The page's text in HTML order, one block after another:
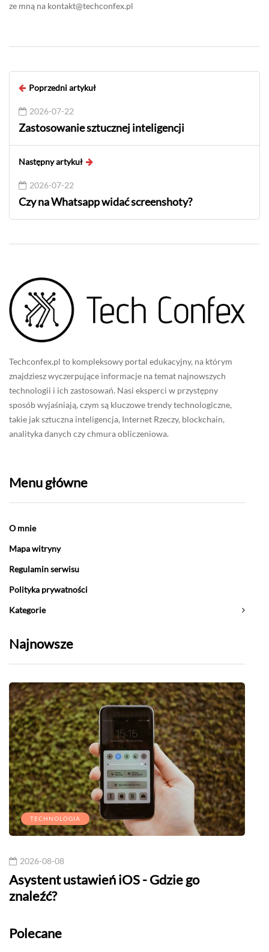
ze mną na kontakt@techconfex.pl
Poprzedni artykuł
2026-07-22
Zastosowanie sztucznej inteligencji
Następny artykuł
2026-07-22
Czy na Whatsapp widać screenshoty?
Techconfex.pl to kompleksowy portal edukacyjny, na którym
znajdziesz wyczerpujące informacje na temat najnowszych
technologii i ich zastosowań. Nasi eksperci w przystępny
sposób wyjaśniają, czym są kluczowe trendy technologiczne,
takie jak sztuczna inteligencja, Internet Rzeczy, blockchain,
analityka danych czy chmura obliczeniowa.
Menu główne
O mnie
Mapa witryny
Regulamin serwisu
Polityka prywatności
Kategorie
Najnowsze
TECHNOLOGIA
2026-08-08
Asystent ustawień iOS - Gdzie go
znaleźć?
Polecane